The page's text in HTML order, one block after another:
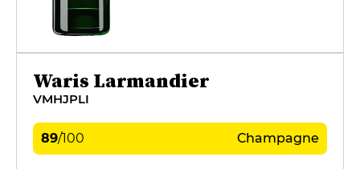
Waris Larmandier
VMHJPLI
89/100 Champagne